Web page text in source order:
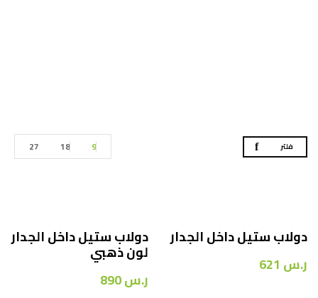
فلتر 9
18
27
دولاب ستيل داخل الجدار
ر.س 621
دولاب ستيل داخل الجدار
لون ذهبي
ر.س890